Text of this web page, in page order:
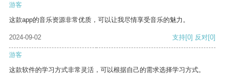
游客
这款app的音乐资源非常优质，可以让我尽情享受音乐的魅力。
2024-09-02 支持[0] 反对[0]
游客
这款软件的学习方式非常灵活，可以根据自己的需求选择学习方式。